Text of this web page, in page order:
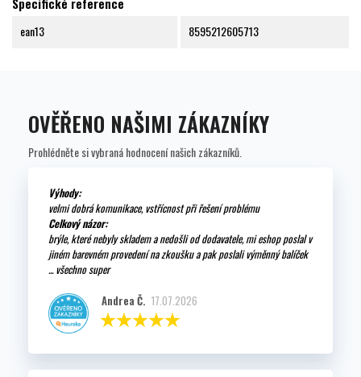
ean13 8595212605713
OVĚŘENO NAŠIMI ZÁKAZNÍKY
Prohlédněte si vybraná hodnocení našich zákazníků.
Výhody:
velmi dobrá komunikace, vstřícnost při řešení problému
Celkový názor:
brýle, které nebyly skladem a nedošli od dodavatele, mi eshop poslal v
jiném barevném provedení na zkoušku a pak poslali výměnný balíček
... všechno super
Andrea Č. 17.07.2026